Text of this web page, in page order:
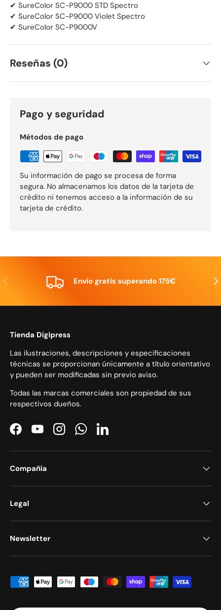
✔ SureColor SC-P9000 STD Spectro
✔ SureColor SC-P9000 Violet Spectro
✔ SureColor SC-P9000V
Reseñas (0)
Pago y seguridad
Métodos de pago
Su información de pago se procesa de forma
segura. No almacenamos los datos de la tarjeta de
crédito ni tenemos acceso a la información de su
tarjeta de crédito.
Anterior Envío gratis superando 175€
Tienda Digipress
Las ilustraciones, descripciones y especificaciones
técnicas se proporcionan únicamente a título orientativo
y pueden ser modificadas sin previo aviso.
Todas las marcas comerciales son propiedad de sus
respectivos dueños.
FacebookYouTubeInstagramWhatsAppLinkedIn
Compañía
Legal
Newsletter
Formas de pago aceptadas